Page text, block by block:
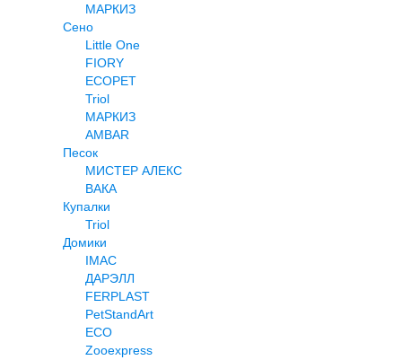
МАРКИЗ
Сено
Little One
FIORY
ECOPET
Triol
МАРКИЗ
AMBAR
Песок
МИСТЕР АЛЕКС
ВАКА
Купалки
Triol
Домики
IMAC
ДАРЭЛЛ
FERPLAST
PetStandArt
ECO
Zooexpress